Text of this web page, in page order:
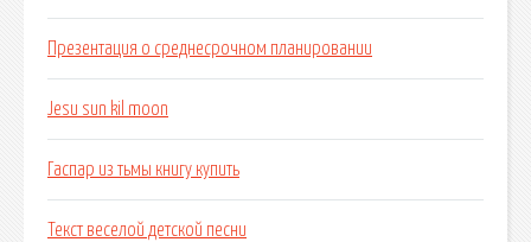
Презентация о среднесрочном планировании
Jesu sun kil moon
Гаспар из тьмы книгу купить
Текст веселой детской песни